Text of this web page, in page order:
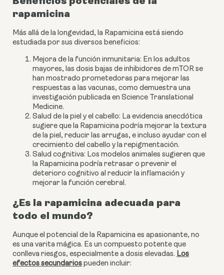
rapamicina
Más allá de la longevidad, la Rapamicina está siendo
estudiada por sus diversos beneficios:
Mejora de la función inmunitaria: En los adultos
mayores, las dosis bajas de inhibidores de mTOR se
han mostrado prometedoras para mejorar las
respuestas a las vacunas, como demuestra una
investigación publicada en Science Translational
Medicine.
Salud de la piel y el cabello: La evidencia anecdótica
sugiere que la Rapamicina podría mejorar la textura
de la piel, reducir las arrugas, e incluso ayudar con el
crecimiento del cabello y la repigmentación.
Salud cognitiva: Los modelos animales sugieren que
la Rapamicina podría retrasar o prevenir el
deterioro cognitivo al reducir la inflamación y
mejorar la función cerebral.
¿Es la rapamicina adecuada para
todo el mundo?
Aunque el potencial de la Rapamicina es apasionante, no
es una varita mágica. Es un compuesto potente que
conlleva riesgos, especialmente a dosis elevadas. Los
efectos secundarios pueden incluir: